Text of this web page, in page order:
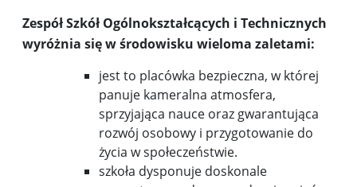
Zespół Szkół Ogólnokształcących i Technicznych
wyróżnia się w środowisku wieloma zaletami:
jest to placówka bezpieczna, w której
panuje kameralna atmosfera,
sprzyjająca nauce oraz gwarantująca
rozwój osobowy i przygotowanie do
życia w społeczeństwie.
szkoła dysponuje doskonale